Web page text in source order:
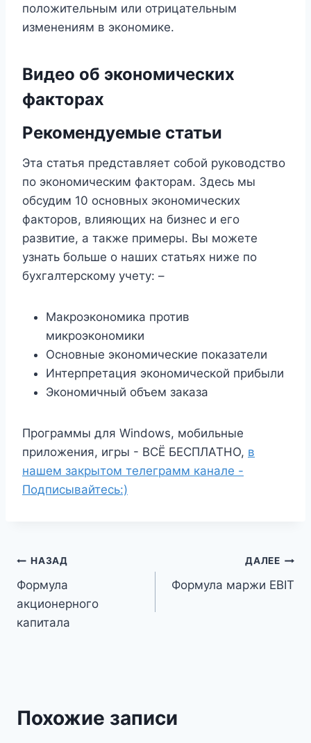
положительным или отрицательным
изменениям в экономике.
Видео об экономических
факторах
Рекомендуемые статьи
Эта статья представляет собой руководство
по экономическим факторам. Здесь мы
обсудим 10 основных экономических
факторов, влияющих на бизнес и его
развитие, а также примеры. Вы можете
узнать больше о наших статьях ниже по
бухгалтерскому учету: –
Макроэкономика против
микроэкономики
Основные экономические показатели
Интерпретация экономической прибыли
Экономичный объем заказа
Программы для Windows, мобильные
приложения, игры - ВСЁ БЕСПЛАТНО, в
нашем закрытом телеграмм канале -
Подписывайтесь:)
Навигация
по
записям
НАЗАД
Формула
акционерного
капитала
ДАЛЕЕ
Формула маржи EBIT
Похожие записи